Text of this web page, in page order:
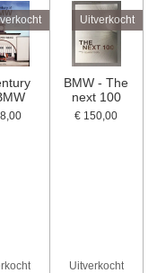
Uitverkocht
BMW - The
next 100
€ 150,00
Uitverkocht